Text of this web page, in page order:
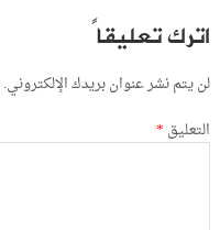
اترك تعليقاً
لن يتم نشر عنوان بريدك الإلكتروني.
التعليق *